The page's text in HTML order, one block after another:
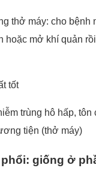
thở máy: cho bệnh
hoặc mở khí quản
tốt
trùng hô hấp, tôn
tiện (thở máy)
giống ở